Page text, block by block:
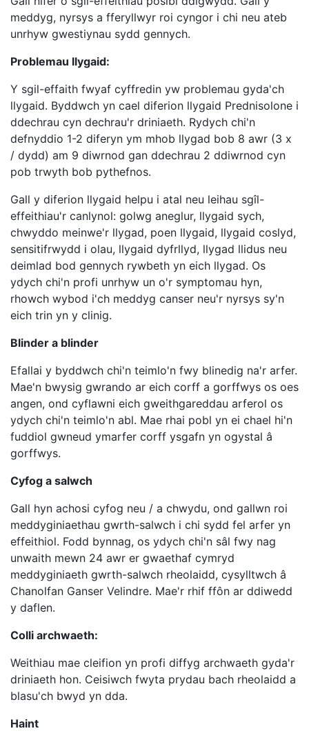
meddyg, nyrsys a fferyllwyr roi cyngor i chi neu ateb
unrhyw gwestiynau sydd gennych.
Problemau llygaid:
Y sgil-effaith fwyaf cyffredin yw problemau gyda'ch
llygaid. Byddwch yn cael diferion llygaid Prednisolone i
ddechrau cyn dechrau'r driniaeth. Rydych chi'n
defnyddio 1-2 diferyn ym mhob llygad bob 8 awr (3 x
/ dydd) am 9 diwrnod gan ddechrau 2 ddiwrnod cyn
pob trwyth bob pythefnos.
Gall y diferion llygaid helpu i atal neu leihau sgîl-
effeithiau'r canlynol: golwg aneglur, llygaid sych,
chwyddo meinwe'r llygad, poen llygaid, llygaid coslyd,
sensitifrwydd i olau, llygaid dyfrllyd, llygad llidus neu
deimlad bod gennych rywbeth yn eich llygad. Os
ydych chi'n profi unrhyw un o'r symptomau hyn,
rhowch wybod i'ch meddyg canser neu'r nyrsys sy'n
eich trin yn y clinig.
Blinder a blinder
Efallai y byddwch chi'n teimlo'n fwy blinedig na'r arfer.
Mae'n bwysig gwrando ar eich corff a gorffwys os oes
angen, ond cyflawni eich gweithgareddau arferol os
ydych chi'n teimlo'n abl. Mae rhai pobl yn ei chael hi'n
fuddiol gwneud ymarfer corff ysgafn yn ogystal â
gorffwys.
Cyfog a salwch
Gall hyn achosi cyfog neu / a chwydu, ond gallwn roi
meddyginiaethau gwrth-salwch i chi sydd fel arfer yn
effeithiol. Fodd bynnag, os ydych chi'n sâl fwy nag
unwaith mewn 24 awr er gwaethaf cymryd
meddyginiaeth gwrth-salwch rheolaidd, cysylltwch â
Chanolfan Ganser Velindre. Mae'r rhif ffôn ar ddiwedd
y daflen.
Colli archwaeth:
Weithiau mae cleifion yn profi diffyg archwaeth gyda'r
driniaeth hon. Ceisiwch fwyta prydau bach rheolaidd a
blasu'ch bwyd yn dda.
Haint